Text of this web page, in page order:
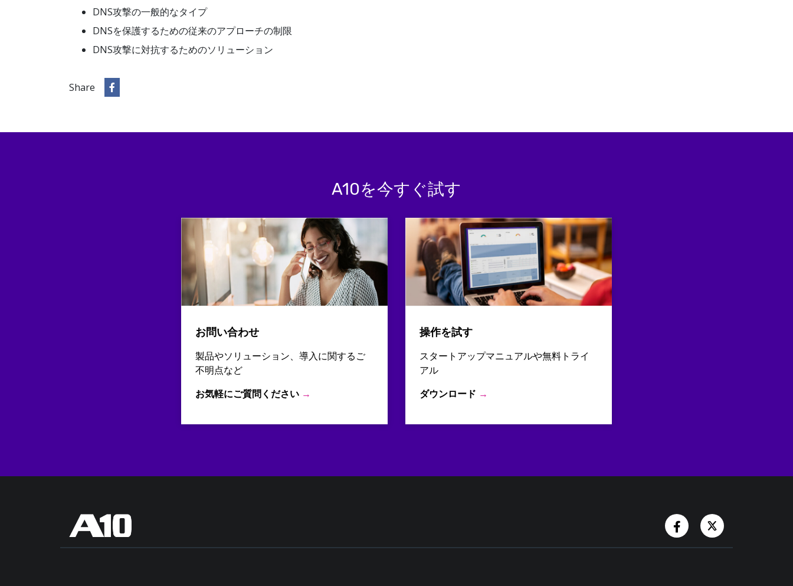
DNS攻撃の一般的なタイプ
DNSを保護するための従来のアプローチの制限
DNS攻撃に対抗するためのソリューション
Share
A10を今すぐ試す
お問い合わせ
製品やソリューション、導入に関するご
不明点など
お気軽にご質問ください →
操作を試す
スタートアップマニュアルや無料トライ
アル
ダウンロード →
Facebook Account
Twitter Account